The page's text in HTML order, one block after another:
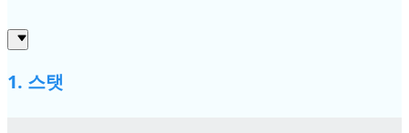
1. 스탯